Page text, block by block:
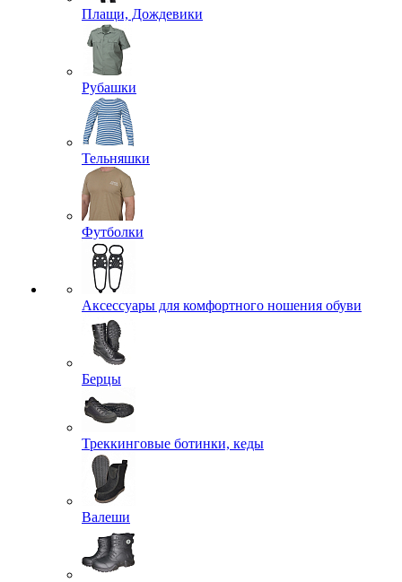
Плащи, Дождевики
Рубашки
Тельняшки
Футболки
Аксессуары для комфортного ношения обуви
Берцы
Треккинговые ботинки, кеды
Валеши